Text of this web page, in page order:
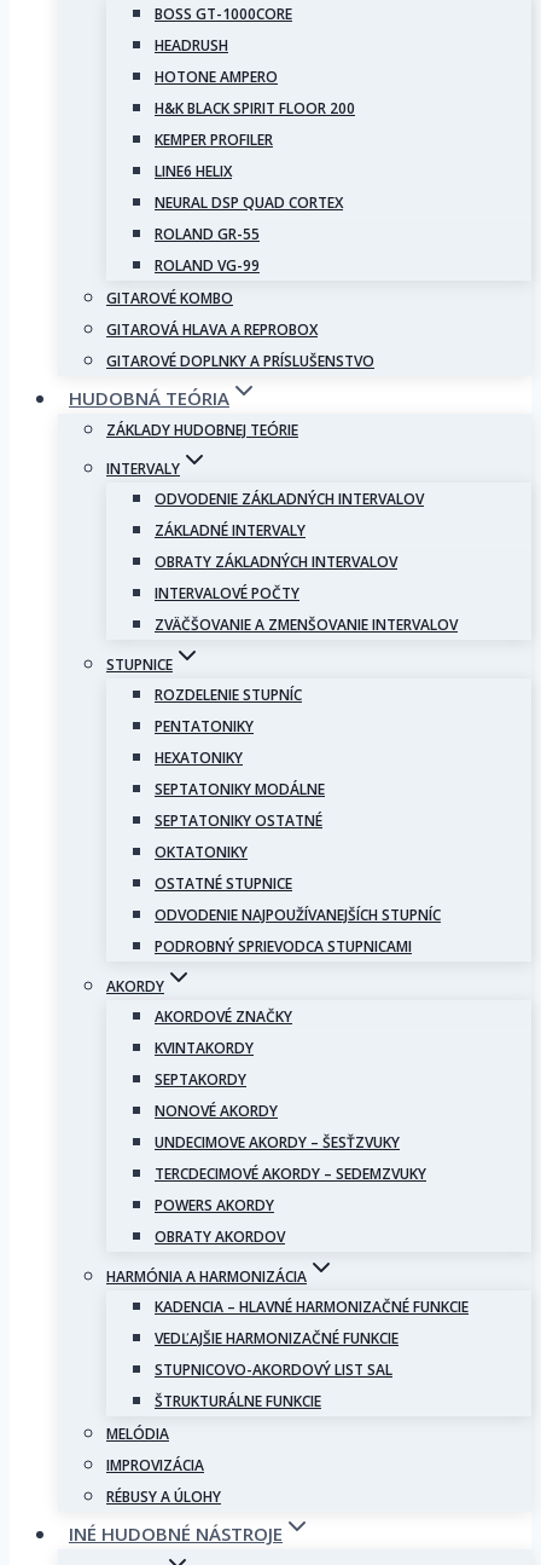
BOSS GT-1000CORE
HEADRUSH
HOTONE AMPERO
H&K BLACK SPIRIT FLOOR 200
KEMPER PROFILER
LINE6 HELIX
NEURAL DSP QUAD CORTEX
ROLAND GR-55
ROLAND VG-99
GITAROVÉ KOMBO
GITAROVÁ HLAVA A REPROBOX
GITAROVÉ DOPLNKY A PRÍSLUŠENSTVO
HUDOBNÁ TEÓRIA
ZÁKLADY HUDOBNEJ TEÓRIE
INTERVALY
ODVODENIE ZÁKLADNÝCH INTERVALOV
ZÁKLADNÉ INTERVALY
OBRATY ZÁKLADNÝCH INTERVALOV
INTERVALOVÉ POČTY
ZVÄČŠOVANIE A ZMENŠOVANIE INTERVALOV
STUPNICE
ROZDELENIE STUPNÍC
PENTATONIKY
HEXATONIKY
SEPTATONIKY MODÁLNE
SEPTATONIKY OSTATNÉ
OKTATONIKY
OSTATNÉ STUPNICE
ODVODENIE NAJPOUŽÍVANEJŠÍCH STUPNÍC
PODROBNÝ SPRIEVODCA STUPNICAMI
AKORDY
AKORDOVÉ ZNAČKY
KVINTAKORDY
SEPTAKORDY
NONOVÉ AKORDY
UNDECIMOVE AKORDY – ŠESŤZVUKY
TERCDECIMOVÉ AKORDY – SEDEMZVUKY
POWERS AKORDY
OBRATY AKORDOV
HARMÓNIA A HARMONIZÁCIA
KADENCIA – HLAVNÉ HARMONIZAČNÉ FUNKCIE
VEDĽAJŠIE HARMONIZAČNÉ FUNKCIE
STUPNICOVO-AKORDOVÝ LIST SAL
ŠTRUKTURÁLNE FUNKCIE
MELÓDIA
IMPROVIZÁCIA
RÉBUSY A ÚLOHY
INÉ HUDOBNÉ NÁSTROJE